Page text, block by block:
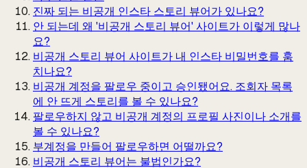
진짜 되는 비공개 인스타 스토리 뷰어가 있나요?
안 되는데 왜 '비공개 스토리 뷰어' 사이트가 이렇게 많나
요?
비공개 스토리 뷰어 사이트가 내 인스타 비밀번호를 훔
치나요?
비공개 계정을 팔로우 중이고 승인됐어요. 조회자 목록
에 안 뜨게 스토리를 볼 수 있나요?
팔로우하지 않고 비공개 계정의 프로필 사진이나 소개를
볼 수 있나요?
부계정을 만들어 팔로우하면 어떨까요?
비공개 스토리 뷰어는 불법인가요?